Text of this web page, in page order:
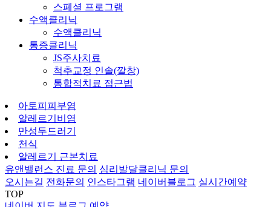
스페셜 프로그램
수액클리닉
수액클리닉
통증클리닉
JS주사치료
척추교정 인솔(깔창)
통합적치료 접근법
아토피피부염
알레르기비염
만성두드러기
천식
알레르기 근본치료
유앤밸런스 진료 문의 심리발달클리닉 문의
오시는길 전화문의 인스타그램 네이버블로그 실시간예약
TOP